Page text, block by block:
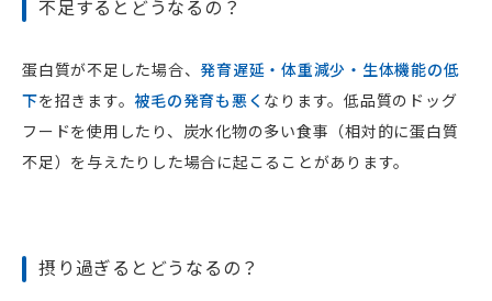
不足するとどうなるの？
蛋白質が不足した場合、 発育遅延・体重減少・生体機能の低
下を招きます。被毛の発育も悪く なります。低品質のドッグ
フードを使用したり、炭水化物の多い食事（相対的に蛋白質
不足）を与えたりした場合に起こることがあります。
摂り過ぎるとどうなるの？